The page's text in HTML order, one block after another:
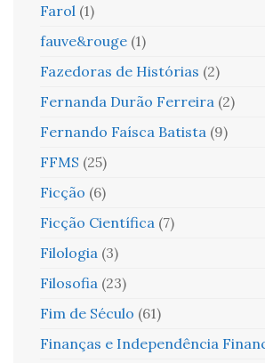
Farol (1)
fauve&rouge (1)
Fazedoras de Histórias (2)
Fernanda Durão Ferreira (2)
Fernando Faísca Batista (9)
FFMS (25)
Ficção (6)
Ficção Científica (7)
Filologia (3)
Filosofia (23)
Fim de Século (61)
Finanças e Independência